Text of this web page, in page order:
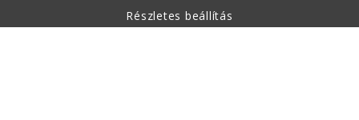
Részletes beállítás